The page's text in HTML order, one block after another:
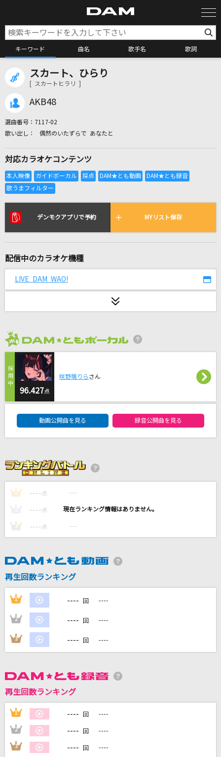
キーワード 曲名 歌手名 歌詞
カラオケ検索
全国りれき
リアルタイムで歌われている曲の一覧
神経がワレタ寒い夜
[生音]音のない森
ポルノグラフィティ
サザンオールスターズ
[生音]さよならエレジー
チルノのパーフェクトさんすう教室
イオシス/miko(Alternative ending),quim(IOSYS)
死神
米津玄師
r.)
Juice=Juice
crossing field
[生音]雪月花
[生音]Heartache
カラオケ最新情報をチェック！
スカート、ひらり
[ スカートヒラリ ]
AKB48
選曲番号： 7117-02
偶然のいたずらで あなたと
対応カラオケコンテンツ
デンモクアプリで予約 MYリスト保存
配信中のカラオケ機種
LIVE DAM WAO!
96.427点
咲野端りら さん
動画公開曲を見る 録音公開曲を見る
1 ---- 点 ----
---- 点 ----
3 ---- 点 ----
再生回数ランキング
1 ---- 回 ----
2 ---- 回 ----
3 ---- 回 ----
再生回数ランキング
1 ---- 回 ----
2 ---- 回 ----
3 ---- 回 ----